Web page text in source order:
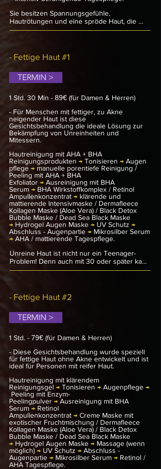
Sie besitzen Spannungsgefühle,
Hautrötungen und eine spröde Haut, die
juckt oder brennt? Wenn die Hautbarriere
Stresssituationen und Umwelteinflüsse –
unabhängig von Lebensalter oder Hauttyp.
lindert Hautreize und stabilisiert die
Hautbarriere, dank der innovativen Wirkstoff-
Komplexe aus Pflanzenauszügen, die sich
optimal ergänzen. Das Ergebnis: eine
messbar reduzierte Hautempfindlichkeit,
eine gestärkte Hautbarriere, verringerte
Hautrötungen und eine deutlich
widerstandsfähigere Haut.
Die Behandlung umfasst milde Peelings, die
die Haut sanft exfolieren, sowie beruhigende
Masken, die die Hautbarriere stärken. Das
Ergebnis ist ein ausgeglichener, beruhigter
Teint, der sich frisch und revitalisiert anfühlt.
Ideal für alle, die ihrer empfindlichen Haut
die Aufmerksamkeit schenken möchten, die
sie verdient.
- Fettige Haut #1
TERMIN >
1 Std. 30 Min - 89€ (für Damen & Herren)
- Für Menschen mit fettiger, zu Akne
neigender Haut ist diese
Gesichtsbehandlung die ideale Lösung zur
Bekämpfung von Unreinheiten und
Mitessern.
Hautreinigung mit AHA + BHA
Reinigungsprodukten → Tonisieren → Augen
pflege → manuelle porentiefe Reinigung /
Peeling mit AHA + BHA
Exfoliator → Ausreinigung mit BHA
Serum → BHA Wirkstoffkomplex / Retinol
Ampullenkonzentrat → klärende und
mattierende Intensivmaske / Dermafleece
Kollagen Maske (Aloe Vera) / Black Detox
Bubble Maske / Dead Sea Black Maske
→ Hydrogel Augen Maske → UV Schutz →
Abschluss - Augenpartie → Mikrosilber Serum
→ AHA / mattierende Tagespflege.
Unreine Haut ist nicht nur ein Teenager-
Problem! Denn auch mit 30 oder später kann
die Haut aufgrund einer nicht selten
Betroffene häufig sehr belastend ist. Denn
schließlich zählt eine ebenmäßige, makellose
Doch was tun bei Pusteln, Pickeln und Co.?
Als Ursachen für die Begünstigung unreiner
fettiger Haut gelten unter anderem eine
gesteigerte Talgproduktion und eine
übermäßige bakterielle Besiedlung der
Hautflora. Die Fettige Haut #1 Behandlung
unreiner, grobporiger Haut ist die richtige
Pflege! Hierbei ist es entscheidend, die
fettige, zu Unreinheiten neigende Haut
zurück in ihren Normalzustand zu führen
und Hautunreinheiten lokal zu bekämpfen.
Diese Behandlung basiert auf klärenden und
beruhigenden Wirkstoff-Kombinationen, die
eine sofort sichtbare, spürbare und
nachhaltige Verbesserung des Hautbildes
erzielen.
- Fettige Haut #2
TERMIN >
1 Std. - 79€ (für Damen & Herren)
- Diese Gesichtsbehandlung wurde speziell
für fettige Haut ohne Akne entwickelt und ist
ideal für Personen mit reifer Haut.
Hautreinigung mit klärendem
Reinigungsgel → Tonisieren → Augenpflege →
Peeling mit Enzym-
Peelingpulver → Ausreinigung mit BHA
Serum → Retinol
Ampullenkonzentrat → Creme Maske mit
exotischer Fruchtmischung / Dermafleece
Kollagen Maske (Aloe Vera) / Black Detox
Bubble Maske / Dead Sea Black Maske
→ Hydrogel Augen Maske → Massage (wenn
möglich) → UV Schutz → Abschluss -
Augenpartie → Mikrosilber Serum → Retinol /
AHA Tagespflege.